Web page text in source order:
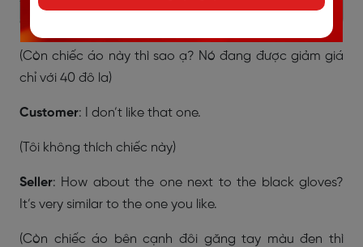
dollars.
(Còn chiếc áo này thì sao ạ? Nó đang được giảm giá
chỉ với 40 đô la)
Customer: I don’t like that one.
(Tôi không thích chiếc này)
Seller: How about the one next to the black gloves?
It’s very similar to the one you like.
(Còn chiếc áo bên cạnh đôi găng tay màu đen thì